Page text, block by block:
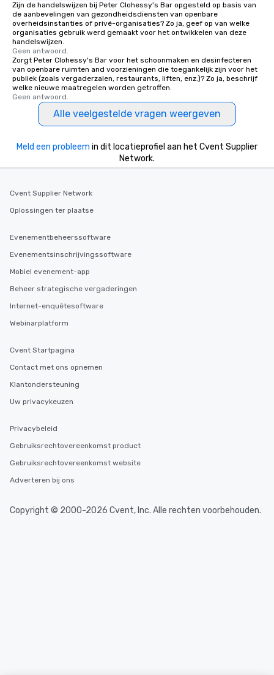
Zijn de handelswijzen bij Peter Clohessy's Bar opgesteld op basis van
de aanbevelingen van gezondheidsdiensten van openbare
overheidsinstanties of privé-organisaties? Zo ja, geef op van welke
organisaties gebruik werd gemaakt voor het ontwikkelen van deze
handelswijzen.
Geen antwoord.
Zorgt Peter Clohessy's Bar voor het schoonmaken en desinfecteren
van openbare ruimten and voorzieningen die toegankelijk zijn voor het
publiek (zoals vergaderzalen, restaurants, liften, enz.)? Zo ja, beschrijf
welke nieuwe maatregelen worden getroffen.
Geen antwoord.
Alle veelgestelde vragen weergeven
Meld een probleem in dit locatieprofiel aan het Cvent Supplier
Network.
Cvent Supplier Network
Oplossingen ter plaatse
Evenementbeheerssoftware
Evenementsinschrijvingssoftware
Mobiel evenement-app
Beheer strategische vergaderingen
Internet-enquêtesoftware
Webinarplatform
Cvent Startpagina
Contact met ons opnemen
Klantondersteuning
Uw privacykeuzen
Privacybeleid
Gebruiksrechtovereenkomst product
Gebruiksrechtovereenkomst website
Adverteren bij ons
Copyright © 2000-2026 Cvent, Inc. Alle rechten voorbehouden.